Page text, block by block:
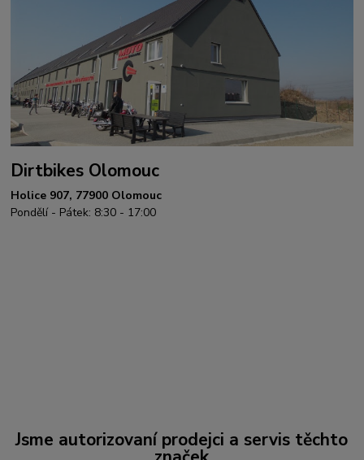
Dirtbikes Olomouc
Holice 907, 77900 Olomouc
Pondělí - Pátek: 8:30 - 17:00
Jsme autorizovaní prodejci a servis těchto